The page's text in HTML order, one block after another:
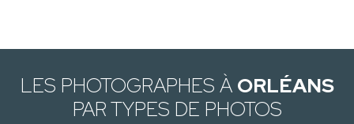
LES PHOTOGRAPHES À ORLÉANS
PAR TYPES DE PHOTOS